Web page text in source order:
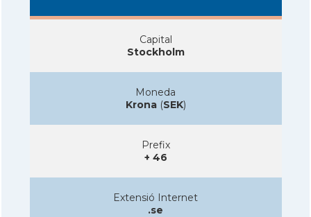
Capital
Stockholm
Moneda
Krona(SEK)
Prefix
+ 46
Extensió Internet
.se